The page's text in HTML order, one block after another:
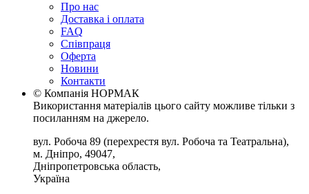
Про нас
Доставка і оплата
FAQ
Співпраця
Оферта
Новини
Контакти
© Компанія НОРМАК
Використання матеріалів цього сайту можливе тільки з
посиланням на джерело.
вул. Робоча 89 (перехрестя вул. Робоча та Театральна),
м. Дніпро, 49047,
Дніпропетровська область,
Україна